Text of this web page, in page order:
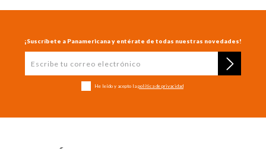
¡Suscríbete a Panamericana y entérate de todas nuestras novedades!
He leído y acepto la política de privacidad